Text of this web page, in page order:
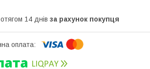
14 днів за рахунок покупця